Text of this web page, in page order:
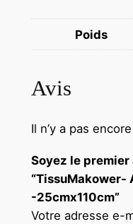
Poids
Avis
Il n’y a pas encore
Soyez le
“TissuMakower-
-25cmx110cm”
Votre adresse e-